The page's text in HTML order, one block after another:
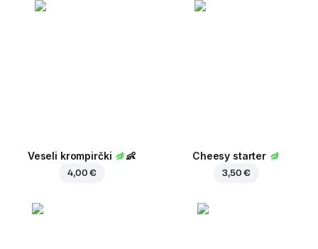
Veseli krompirčki 👶
4,00 €
Cheesy starter
3,50 €